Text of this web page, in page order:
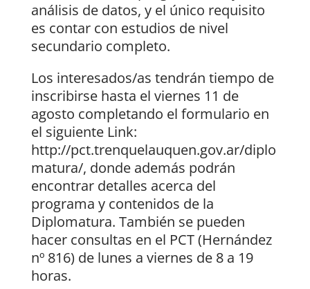
análisis de datos, y el único requisito
es contar con estudios de nivel
secundario completo.
Los interesados/as tendrán tiempo de
inscribirse hasta el viernes 11 de
agosto completando el formulario en
el siguiente Link:
http://pct.trenquelauquen.gov.ar/diplo
matura/, donde además podrán
encontrar detalles acerca del
programa y contenidos de la
Diplomatura. También se pueden
hacer consultas en el PCT (Hernández
nº 816) de lunes a viernes de 8 a 19
horas.